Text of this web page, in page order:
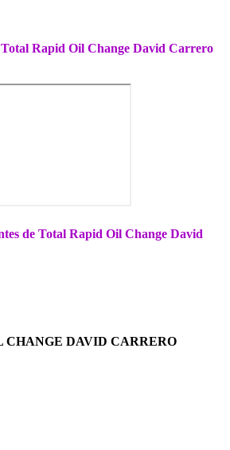
Rapid Oil Change David Carrero
de Total Rapid Oil Change David
CHANGE DAVID CARRERO